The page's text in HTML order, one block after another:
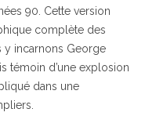
90. Cette version
complète des
y incarnons George
témoin d’une explosion
dans une